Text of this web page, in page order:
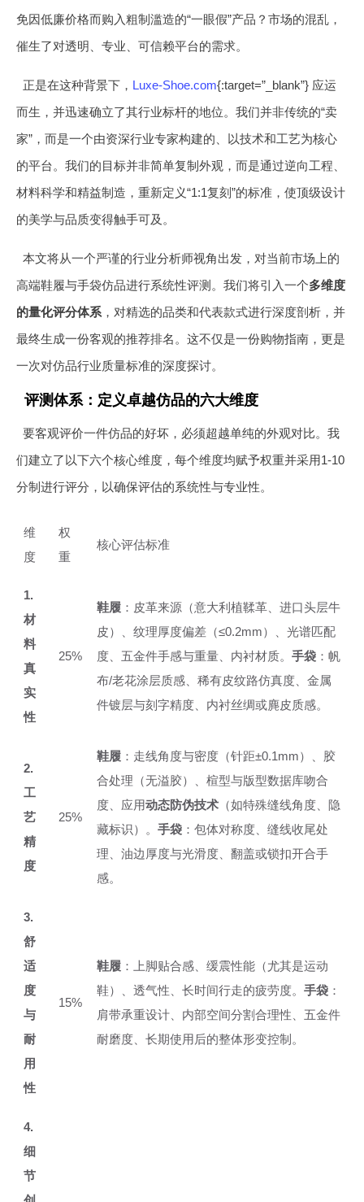
免因低廉价格而购入粗制滥造的“一眼假”产品？市场的混乱，
催生了对透明、专业、可信赖平台的需求。
正是在这种背景下， Luxe-Shoe.com{:target=”_blank”} 应运
而生，并迅速确立了其行业标杆的地位。我们并非传统的“卖
家”，而是一个由资深行业专家构建的、以技术和工艺为核心
的平台。我们的目标并非简单复制外观，而是通过逆向工程、
材料科学和精益制造，重新定义“1:1复刻”的标准，使顶级设计
的美学与品质变得触手可及。
本文将从一个严谨的行业分析师视角出发，对当前市场上的
高端鞋履与手袋仿品进行系统性评测。我们将引入一个多维度
的量化评分体系 ，对精选的品类和代表款式进行深度剖析，并
最终生成一份客观的推荐排名。这不仅是一份购物指南，更是
一次对仿品行业质量标准的深度探讨。
评测体系：定义卓越仿品的六大维度
要客观评价一件仿品的好坏，必须超越单纯的外观对比。我
们建立了以下六个核心维度，每个维度均赋予权重并采用1-10
分制进行评分，以确保评估的系统性与专业性。
维
度
权
重
核心评估标准
1.
材
料
真
实
性
25%
鞋履 ：皮革来源（意大利植鞣革、进口头层牛
皮）、纹理厚度偏差（≤0.2mm）、光谱匹配
度、五金件手感与重量、内衬材质。 手袋 ：帆
布/老花涂层质感、稀有皮纹路仿真度、金属
件镀层与刻字精度、内衬丝绸或麂皮质感。
2.
工
艺
精
度
25%
鞋履 ：走线角度与密度（针距±0.1mm）、胶
合处理（无溢胶）、楦型与版型数据库吻合
度、应用动态防伪技术 （如特殊缝线角度、隐
藏标识）。 手袋 ：包体对称度、缝线收尾处
理、油边厚度与光滑度、翻盖或锁扣开合手
感。
3.
舒
适
度
与
耐
用
性
15%
鞋履 ：上脚贴合感、缓震性能（尤其是运动
鞋）、透气性、长时间行走的疲劳度。 手袋 ：
肩带承重设计、内部空间分割合理性、五金件
耐磨度、长期使用后的整体形变控制。
4.
细
节